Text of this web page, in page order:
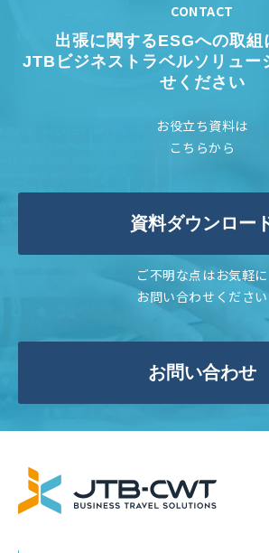
CONTACT
出張に関するESGへの取組
JTBビジネストラベルソリュー
せください
お役立ち資料は
こちらから
資料ダウンロー
ご不明な点はお気軽に
お問い合わせください
お問い合わせ